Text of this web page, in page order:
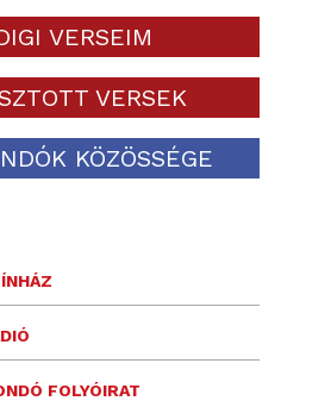
VERSEIM
VERSEK
KÖZÖSSÉGE
FOLYÓIRAT